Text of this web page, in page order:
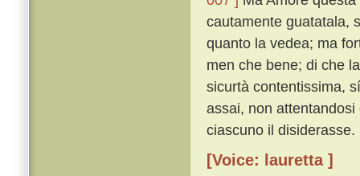
cautamente guatatala,
quanto la vedea; ma
men che bene; di che
sicurtà contentissima,
assai, non
ciascuno il disiderasse.
[Voice: lauretta ]